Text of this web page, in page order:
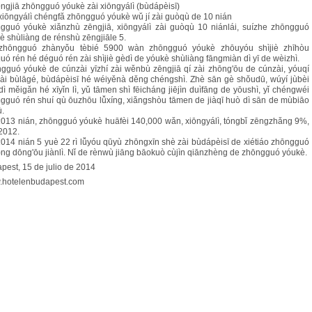
zhōngguó yóukè zài xiōngyálì (bùdápèisī)
chéngfǎ zhōngguó yóukè wǔ jí zài guòqù de 10 nián
yóukè xiǎnzhù zēngjiā, xiōngyálì zài guòqù 10 niánlái, suízhe zhōngguó
shùliàng de rénshù zēngjiāle 5.
zhànyǒu tèbié 5900 wàn zhōngguó yóukè zhōuyóu shìjiè zhīhòu
rén hé déguó rén zài shìjiè gèdì de yóukè shùliàng fāngmiàn dì yī de wèizhì.
yóukè de cúnzài yīzhí zài wěnbù zēngjiā qí zài zhōng'ōu de cúnzài, yóuqí
bùlāgé, bùdápèisī hé wéiyěnà děng chéngshì. Zhè sān gè shǒudū, wúyí jùbèi
měigǎn hé xīyǐn lì, yǔ tāmen shì fēicháng jiējìn duìfāng de yōushì, yǐ chéngwéi
rén shuí qù ōuzhōu lǚxíng, xiǎngshòu tāmen de jiàqī huò dì sān de mùbiāo
nián, zhōngguó yóukè huāfèi 140,000 wǎn, xiōngyálì, tóngbǐ zēngzhǎng 9%,
nián 5 yuè 22 rì lǚyóu qūyù zhōngxīn shè zài bùdápèisī de xiétiáo zhōngguó
dōng'ōu jiànlì. Nǐ de rènwù jiāng bāokuò cùjìn qiānzhèng de zhōngguó yóukè.
15 de julio de 2014